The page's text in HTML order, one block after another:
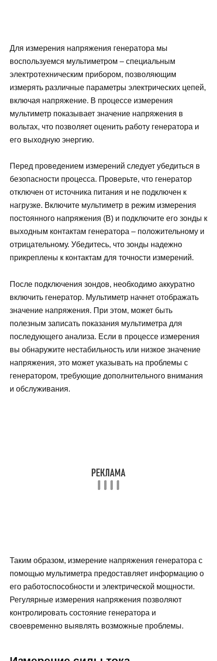
Для измерения напряжения генератора мы
воспользуемся мультиметром – специальным
электротехническим прибором, позволяющим
измерять различные параметры электрических цепей,
включая напряжение. В процессе измерения
мультиметр показывает значение напряжения в
вольтах, что позволяет оценить работу генератора и
его выходную энергию.
Перед проведением измерений следует убедиться в
безопасности процесса. Проверьте, что генератор
отключен от источника питания и не подключен к
нагрузке. Включите мультиметр в режим измерения
постоянного напряжения (В) и подключите его зонды к
выходным контактам генератора – положительному и
отрицательному. Убедитесь, что зонды надежно
прикреплены к контактам для точности измерений.
После подключения зондов, необходимо аккуратно
включить генератор. Мультиметр начнет отображать
значение напряжения. При этом, может быть
полезным записать показания мультиметра для
последующего анализа. Если в процессе измерения
вы обнаружите нестабильность или низкое значение
напряжения, это может указывать на проблемы с
генератором, требующие дополнительного внимания
и обслуживания.
Таким образом, измерение напряжения генератора с
помощью мультиметра предоставляет информацию о
его работоспособности и электрической мощности.
Регулярные измерения напряжения позволяют
контролировать состояние генератора и
своевременно выявлять возможные проблемы.